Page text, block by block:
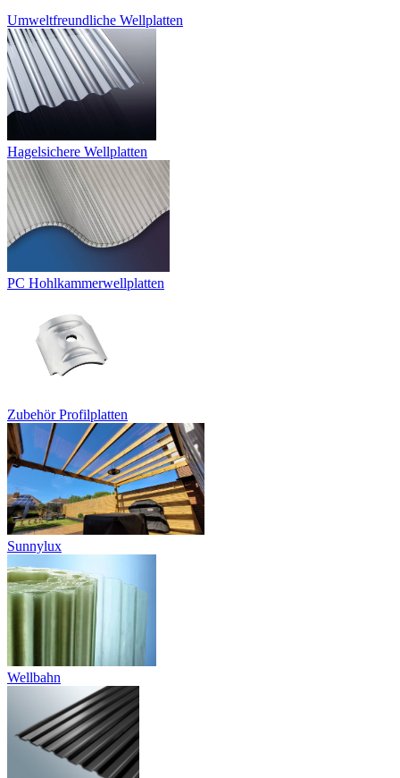
Umweltfreundliche Wellplatten
Hagelsichere Wellplatten
PC Hohlkammerwellplatten
Zubehör Profilplatten
Sunnylux
Wellbahn